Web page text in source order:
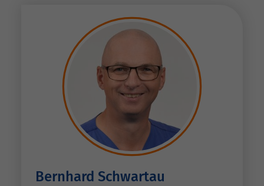
Bernhard Schwartau